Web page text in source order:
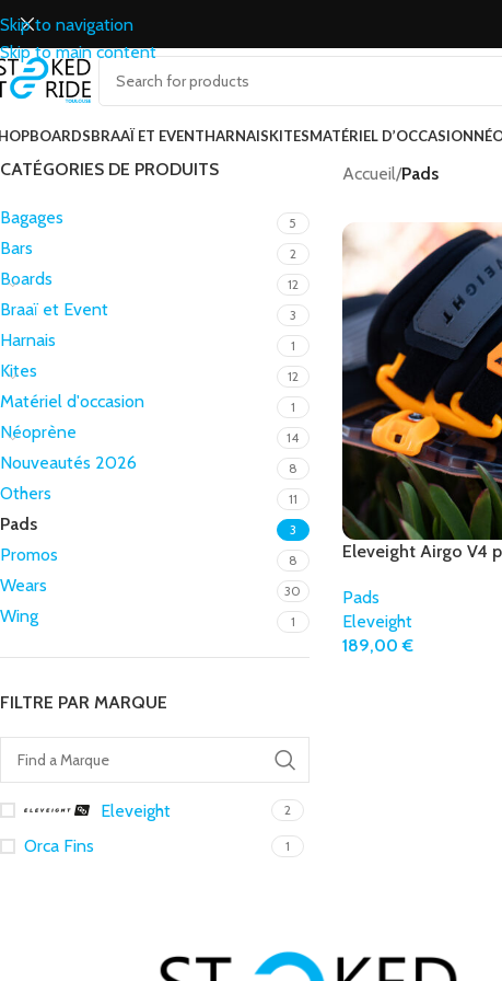
Skip to navigation
Skip to main content
BOARDSBRAAÏ ET EVENTHARNAISKITESMATÉRIEL D’OCCASION
CATÉGORIES DE PRODUITS
Bagages 5
Bars 2
Boards 12
Braaï et Event 3
Harnais 1
Kites 12
Matériel d'occasion 1
Néoprène 14
Nouveautés 2026 8
Others 11
Pads 3
Promos 8
Wears 30
Wing 1
FILTRE PAR MARQUE
Eleveight 2
Orca Fins 1
Accueil/Pads
Eleveight Airgo V4
Pads
Eleveight
189,00€